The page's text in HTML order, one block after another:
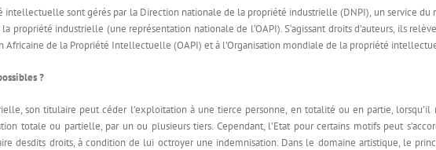
intellectuelle sont gérés par la Direction nationale de la propriété industrielle (DNPI), un service
propriété industrielle (une représentation nationale de l’OAPI). S‘agissant droits d’auteurs, ils
Africaine de la Propriété Intellectuelle (OAPI) et à l’Organisation mondiale de la propriété
?
son titulaire peut céder l’exploitation à une tierce personne, en totalité ou en partie, lorsqu’il
totale ou partielle, par un ou plusieurs tiers. Cependant, l’Etat pour certains motifs peut
desdits droits, à condition de lui octroyer une indemnisation. Dans le domaine artistique, le